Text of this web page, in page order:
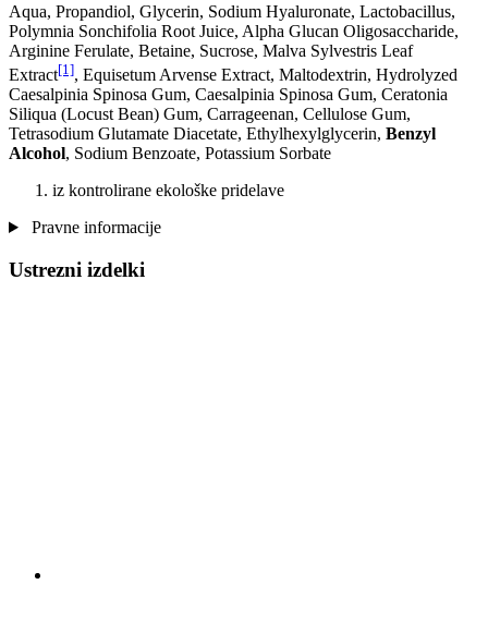
Aqua, Propandiol, Glycerin, Sodium Hyaluronate, Lactobacillus,
Polymnia Sonchifolia Root Juice, Alpha Glucan Oligosaccharide,
Arginine Ferulate, Betaine, Sucrose, Malva Sylvestris Leaf
Extract[1], Equisetum Arvense Extract, Maltodextrin, Hydrolyzed
Caesalpinia Spinosa Gum, Caesalpinia Spinosa Gum, Ceratonia
Siliqua (Locust Bean) Gum, Carrageenan, Cellulose Gum,
Tetrasodium Glutamate Diacetate, Ethylhexylglycerin, Benzyl
Alcohol, Sodium Benzoate, Potassium Sorbate
iz kontrolirane ekološke pridelave
Pravne informacije
Ustrezni izdelki